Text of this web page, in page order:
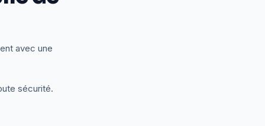
avec une
sécurité.